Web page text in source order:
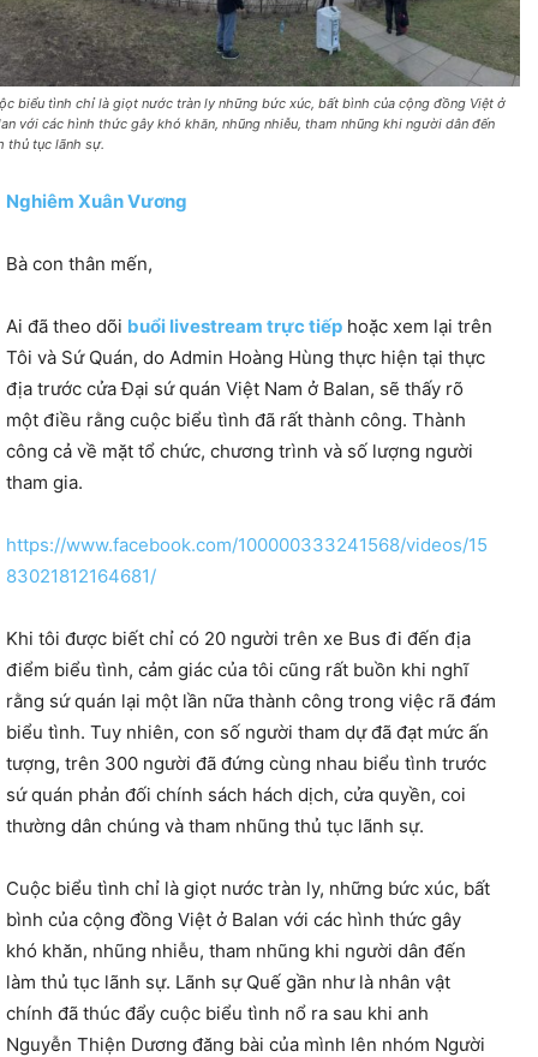
biểu tình chỉ là giọt nước tràn ly những bức xúc, bất bình của cộng đồng Việt ở
với các hình thức gây khó khăn, nhũng nhiễu, tham nhũng khi người dân đến
thủ tục lãnh sự.
Nghiêm Xuân Vương
Bà con thân mến,
Ai đã theo dõi buổi livestream trực tiếp hoặc xem lại trên
Tôi và Sứ Quán, do Admin Hoàng Hùng thực hiện tại thực
địa trước cửa Đại sứ quán Việt Nam ở Balan, sẽ thấy rõ
một điều rằng cuộc biểu tình đã rất thành công. Thành
công cả về mặt tổ chức, chương trình và số lượng người
tham gia.
https://www.facebook.com/100000333241568/videos/15
83021812164681/
Khi tôi được biết chỉ có 20 người trên xe Bus đi đến địa
điểm biểu tình, cảm giác của tôi cũng rất buồn khi nghĩ
rằng sứ quán lại một lần nữa thành công trong việc rã đám
biểu tình. Tuy nhiên, con số người tham dự đã đạt mức ấn
tượng, trên 300 người đã đứng cùng nhau biểu tình trước
sứ quán phản đối chính sách hách dịch, cửa quyền, coi
thường dân chúng và tham nhũng thủ tục lãnh sự.
Cuộc biểu tình chỉ là giọt nước tràn ly, những bức xúc, bất
bình của cộng đồng Việt ở Balan với các hình thức gây
khó khăn, nhũng nhiễu, tham nhũng khi người dân đến
làm thủ tục lãnh sự. Lãnh sự Quế gần như là nhân vật
chính đã thúc đẩy cuộc biểu tình nổ ra sau khi anh
Nguyễn Thiện Dương đăng bài của mình lên nhóm Người